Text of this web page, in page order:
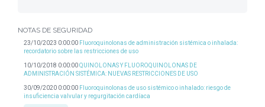
NOTAS DE SEGURIDAD
23/10/2023 0:00:00 Fluoroquinolonas de administración sistémica o inhalada:
recordatorio sobre las restricciones de uso
10/10/2018 0:00:00QUINOLONAS Y FLUOROQUINOLONAS DE
ADMINISTRACIÓN SISTÉMICA: NUEVAS RESTRICCIONES DE USO
30/09/2020 0:00:00 Fluoroquinolonas de uso sistémico o inhalado: riesgo de
insuficiencia valvular y regurgitación cardíaca